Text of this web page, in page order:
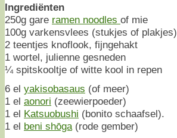
Ingrediënten
250g gare ramen noodles of mie
100g varkensvlees (stukjes of plakjes)
2 teentjes knoflook, fijngehakt
1 wortel, julienne gesneden
¼ spitskooltje of witte kool in repen
6 el yakisobasaus (of meer)
1 el aonori (zeewierpoeder)
1 el Katsuobushi (bonito schaafsel).
1 el beni shōga (rode gember)